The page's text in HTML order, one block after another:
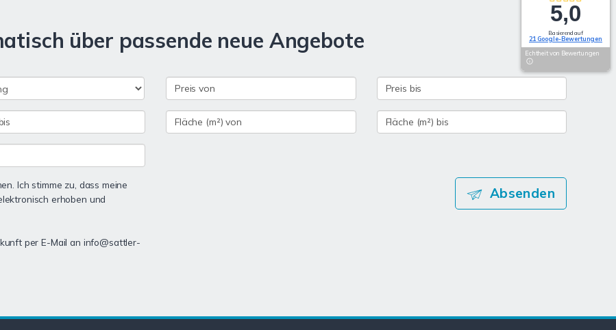
über passende neue Angebote
Ich stimme zu, dass meine
erhoben und
per E-Mail an info@sattler-
Absenden
5,0
Basierend auf
21 Google-Bewertungen
Echtheit von Bewertungen